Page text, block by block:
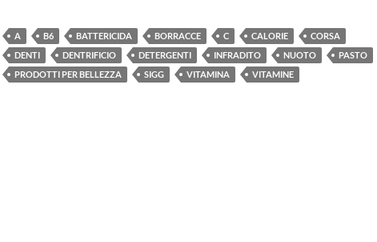
A B6 BATTERICIDA BORRACCE C CALORIE
CORSA
DENTI
DENTRIFICIO DETERGENTI INFRADITO NUOTO
PASTO
PRODOTTI PER BELLEZZA
SIGG VITAMINA VITAMINE